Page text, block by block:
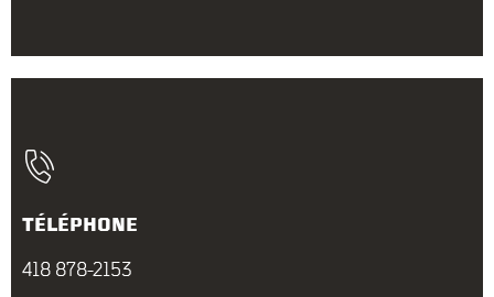
TÉLÉPHONE
418 878-2153